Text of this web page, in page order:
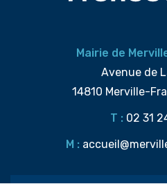
Mairie de
Avenue de
14810 Merville-
T : 02 31
M :